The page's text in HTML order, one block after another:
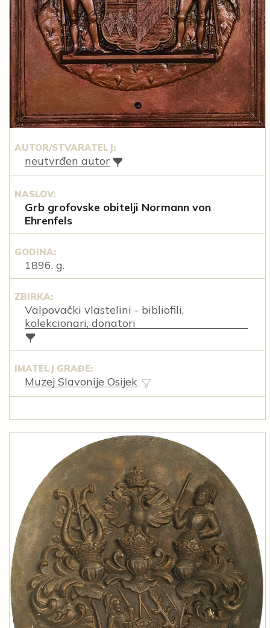
AUTOR/STVARATELJ:
neutvrđen autor
NASLOV:
Grb grofovske obitelji Normann von
Ehrenfels
GODINA:
1896. g.
ZBIRKA:
Valpovački vlastelini - bibliofili,
kolekcionari, donatori
IMATELJ GRAĐE:
Muzej Slavonije Osijek